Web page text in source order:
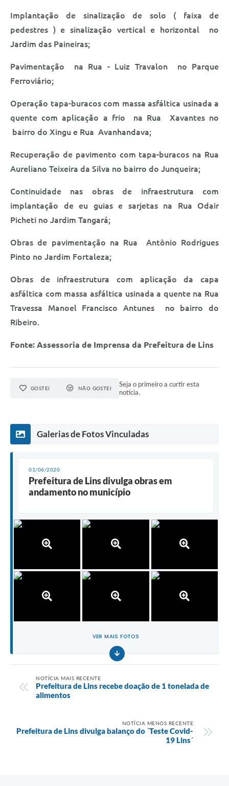
Implantação de sinalização de solo ( faixa de
pedestres ) e sinalização vertical e horizontal no
Jardim das Paineiras;
Pavimentação na Rua - Luiz Travalon no Parque
Ferroviário;
Operação tapa-buracos com massa asfáltica usinada a
quente com aplicação a frio na Rua Xavantes no
bairro do Xingu e Rua Avanhandava;
Recuperação de pavimento com tapa-buracos na Rua
Aureliano Teixeira da Silva no bairro do Junqueira;
Continuidade nas obras de infraestrutura com
implantação de eu guias e sarjetas na Rua Odair
Picheti no Jardim Tangará;
Obras de pavimentação na Rua Antônio Rodrigues
Pinto no Jardim Fortaleza;
Obras de infraestrutura com aplicação da capa
asfáltica com massa asfáltica usinada a quente na Rua
Travessa Manoel Francisco Antunes no bairro do
Ribeiro.
Fonte: Assessoria de Imprensa da Prefeitura de Lins
GOSTEI NÃO GOSTEI
Seja o primeiro a curtir esta
notícia.
Galerias de Fotos Vinculadas
01/06/2020
Prefeitura de Lins divulga obras em
andamento no município
VER MAIS FOTOS
NOTÍCIA MAIS RECENTE
Prefeitura de Lins recebe doação de 1 tonelada de
alimentos
NOTÍCIA MENOS RECENTE
Prefeitura de Lins divulga balanço do ´Teste Covid-
19 Lins´